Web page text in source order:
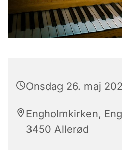
Onsdag 26. maj
Engholmkirken,
3450 Allerød